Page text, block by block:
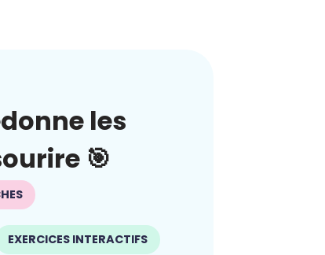
les
🎯
EXERCICES INTERACTIFS